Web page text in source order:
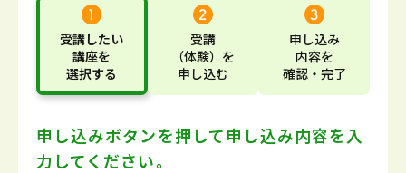
受講したい
講座を
選択する
受講
（体験） を
申し込む
申し込み
内容を
確認・完了
申し込みボタンを押して申し込み内容を入
力してください。